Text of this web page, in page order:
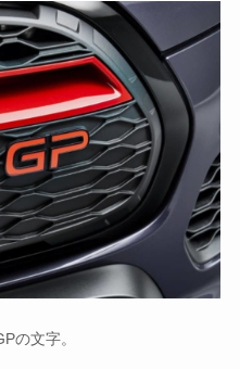
の文字。